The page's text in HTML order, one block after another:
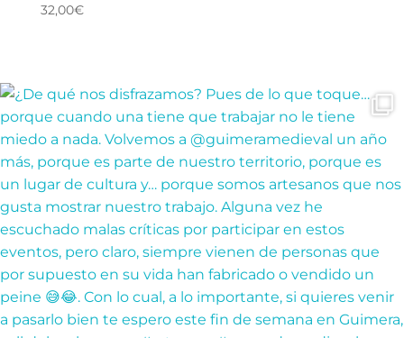
Valorado
con
32,00€